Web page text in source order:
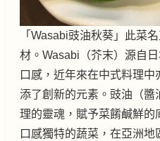
「Wasabi豉油秋葵」此菜
材。Wasabi（芥末）源自
口感，近年來在中式料理
添了創新的元素。豉油（
理的靈魂，賦予菜餚鹹鮮的
口感獨特的蔬菜，在亞洲